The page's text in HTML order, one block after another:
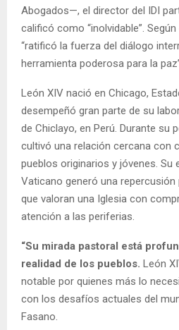
Abogados—, el director del IDI
calificó como “inolvidable”.
“ratificó la fuerza del diálogo
herramienta poderosa para la
León XIV nació en Chicago,
desempeñó gran parte de su
de Chiclayo, en Perú. Durante su
cultivó una relación cercana con
pueblos originarios y jóvenes. Su
Vaticano generó una
que valoran una Iglesia con
atención a las periferias.
“Su mirada pastoral está
realidad de los pueblos. León
notable por quienes más lo
con los desafíos actuales del
Fasano.